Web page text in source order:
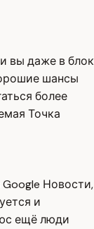
вы даже в блок
шансы
более
Точка
Новости,
и
ещё люди